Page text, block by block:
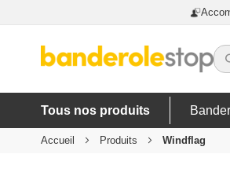
Tous nos produits
Accueil Produits Windflag